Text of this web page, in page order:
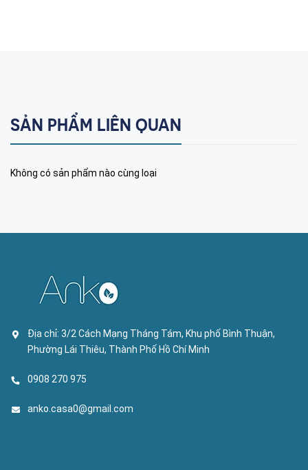
SẢN PHẨM LIÊN QUAN
Không có sản phẩm nào cùng loại
Địa chỉ: 3/2 Cách Mạng Tháng Tám, Khu phố Bình Thuận,
Phường Lái Thiêu, Thành Phố Hồ Chí Minh
0908 270 975
anko.casa0@gmail.com